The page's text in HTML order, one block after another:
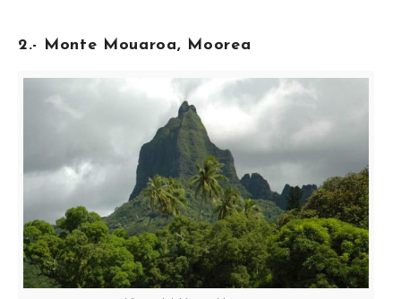
2.- Monte Mouaroa, Moorea